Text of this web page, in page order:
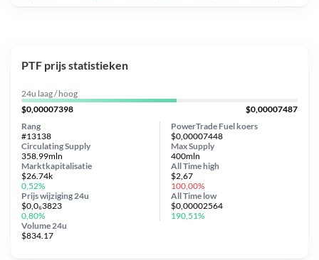
PTF prijs statistieken
24u laag / hoog
$0,00007398
$0,00007487
PowerTrade Fuel koers
$0,00007448
Circulating Supply
358.99mln
Prijs wijziging 24u
$0,0₆3823
0,80%
Max Supply
400mln
Marktkapitalisatie
$26.74k
0,52%
Volume 24u
$834.17
Rang
#13138
All Timehigh
$2,67
100,00%
All Time low
$0,00002564
190,51%